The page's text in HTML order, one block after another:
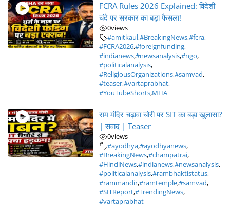
FCRA Rules 2026 Explained: विदेशी
चंदे पर सरकार का बड़ा फैसला!
0views
#amitkaul,#BreakingNews,#fcra,
#FCRA2026,#foreignfunding,
#indianews,#newsanalysis,#ngo,
#politicalanalysis,
#ReligiousOrganizations,#samvad,
#teaser,#vartaprabhat,
#YouTubeShorts,MHA
राम मंदिर चढ़ावा चोरी पर SIT का बड़ा खुलासा?
| संवाद | Teaser
0views
#ayodhya,#ayodhyanews,
#BreakingNews,#champatrai,
#HindiNews,#indianews,#newsanalysis,
#politicalanalysis,#rambhaktistatus,
#rammandir,#ramtemple,#samvad,
#SITReport,#TrendingNews,
#vartaprabhat